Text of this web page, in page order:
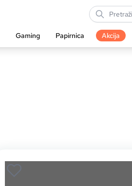
Gaming Papirnica Akcija